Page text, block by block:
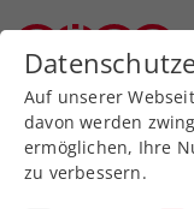
Zurück zur
Davis Cup
Auf unserer
davon werden
ermöglichen, Ihre
zu verbessern.